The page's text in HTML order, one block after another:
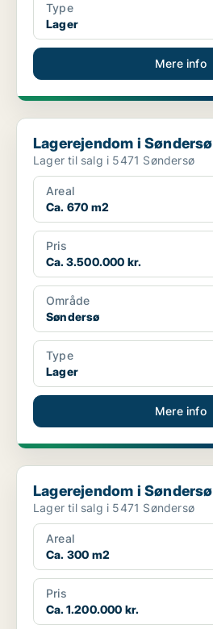
Type
Lager
Mere info
Lagerejendom i Søndersø
Lagerejendom i Søndersø
Lager til salg i 5471 Søndersø
Areal
Ca. 670 m2
Pris
Ca. 3.500.000 kr.
Område
Søndersø
Type
Lager
Mere info
Lagerejendom i Søndersø
Lagerejendom i Søndersø
Lager til salg i 5471 Søndersø
Areal
Ca. 300 m2
Pris
Ca. 1.200.000 kr.